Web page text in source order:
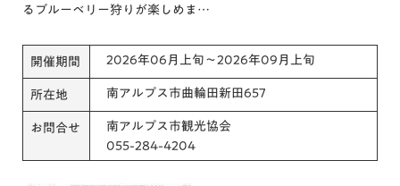
るブルーベリー狩りが楽しめま…
開催期間 2026年06月上旬～2026年09月上旬
所在地 南アルプス市曲輪田新田657
お問合せ
南アルプス市観光協会
055-284-4204